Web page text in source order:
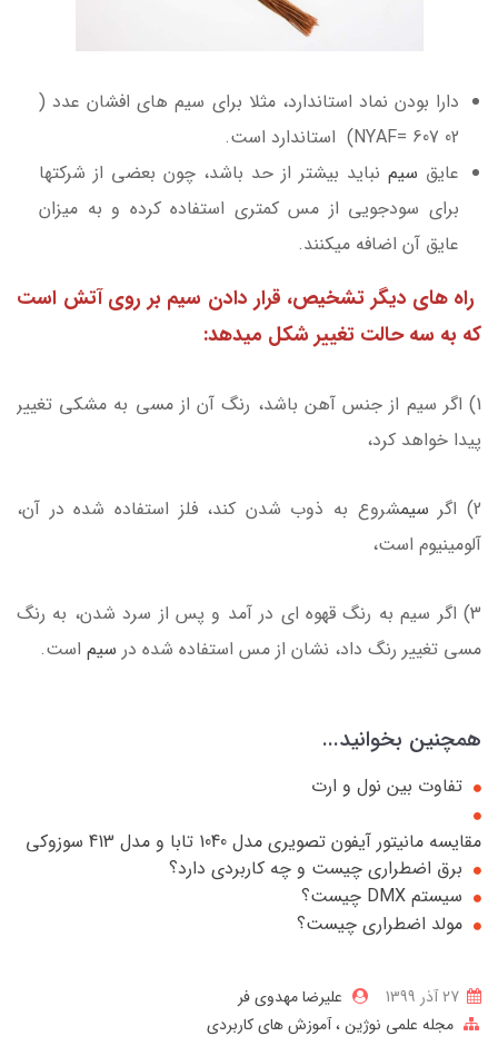
دارا بودن نماد استاندارد، مثلا برای سیم ­های افشان عدد (
02 NYAF= 607) استاندارد است.
عایق سیم نباید بیشتر از حد باشد، چون بعضی از شرکت­ها
برای سودجویی از مس کمتری استفاده کرده و به میزان
عایق آن اضافه می­کنند.
راه­ های دیگر تشخیص، قرار دادن سیم بر روی آتش است
که به سه حالت تغییر شکل می­دهد:
1) اگر سیم از جنس آهن باشد، رنگ آن از مسی به مشکی تغییر
پیدا خواهد کرد،
2) اگر سیمشروع به ذوب شدن کند، فلز استفاده شده در آن،
آلومینیوم است،
3) اگر سیم به رنگ قهوه ای در آمد و پس از سرد شدن، به رنگ
مسی تغییر رنگ داد، نشان از مس استفاده شده در سیم است.
همچنین بخوانید...
تفاوت بین نول و ارت
مقایسه مانیتور آیفون تصویری مدل 1040 تابا و مدل 413 سوزوکی
برق اضطراری چیست و چه کاربردی دارد؟
سیستم DMX چیست؟
مولد اضطراری چیست؟
علیرضا مهدوی فر
مجله علمی نوژین آموزش های کاربردی